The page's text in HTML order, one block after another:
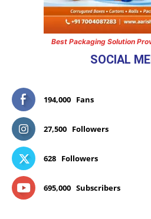
Best Packaging Solution
SOCIAL
194,000 Fans
27,500 Followers
628 Followers
695,000 Subscribers